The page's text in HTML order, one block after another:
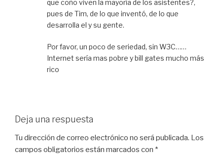
que coño viven la mayoría de los asistentes?,
pues de Tim, de lo que inventó, de lo que
desarrolla el y su gente.
Por favor, un poco de seriedad, sin W3C……
Internet sería mas pobre y bill gates mucho más
rico
Deja una respuesta
Tu dirección de correo electrónico no será publicada. Los
campos obligatorios están marcados con *